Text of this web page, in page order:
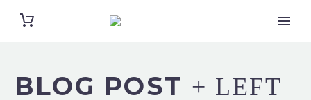
BLOG POST + LEFT